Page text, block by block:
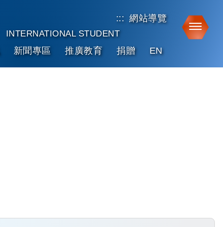
::: 網站導覽
INTERNATIONAL STUDENT
新聞專區 推廣教育 捐贈 EN